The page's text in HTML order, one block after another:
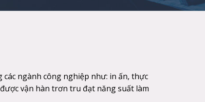
ngành công nghiệp như: in ấn, thực
vận hàn trơn tru đạt năng suất làm